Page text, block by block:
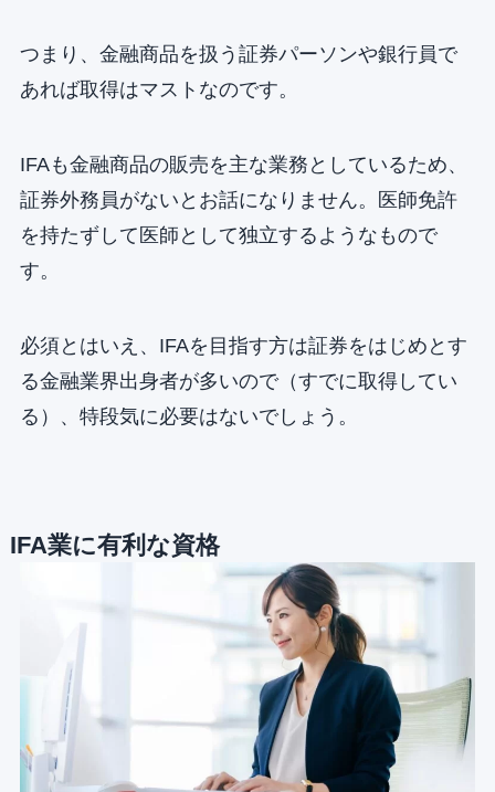
つまり、金融商品を扱う証券パーソンや銀行員で
あれば取得はマストなのです。
IFAも金融商品の販売を主な業務としているため、
証券外務員がないとお話になりません。医師免許
を持たずして医師として独立するようなもので
す。
必須とはいえ、IFAを目指す方は証券をはじめとす
る金融業界出身者が多いので（すでに取得してい
る）、特段気に必要はないでしょう。
IFA業に有利な資格